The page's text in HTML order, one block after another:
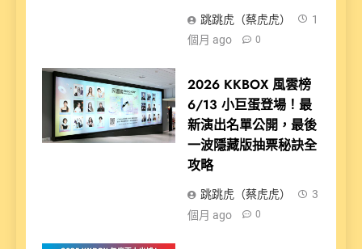
跳跳虎（蔡虎虎）
1
個月 ago
0
2026 KKBOX 風雲榜
6/13 小巨蛋登場！最
新演出名單公開，最後
一波隱藏版抽票秘訣全
攻略
跳跳虎（蔡虎虎）
3
個月 ago
0